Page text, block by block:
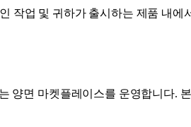
작업 및 귀하가 출시하는 제품 내에
면 마켓플레이스를 운영합니다.